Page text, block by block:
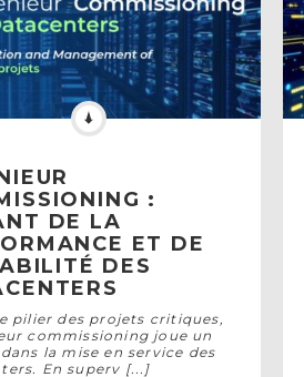
:
DE LA
ET DE
DES
pilier des projets critiques,
commissioning joue un
la mise en service des
En superv [...]